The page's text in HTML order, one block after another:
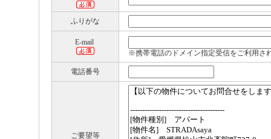
ふりがな
E-mail
※携帯電話のドメイン指定受信をご利用さ
電話番号
ご要望等